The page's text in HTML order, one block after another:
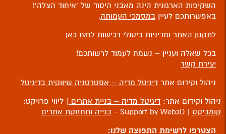
השקיפות הארגונית הינה מאבני היסוד של ‘איחוד הצלה’!
באפשרותכם לעיין במסמכי העמותה.
לתקנון האתר ומדיניות ביטולי רכישות לחצו כאן
בכל שאלה ועניין – נשמח לעמוד לרשותכם!
יצירת קשר
ניהול וקידום אתר דיגיטל מדיה – אסטרטגיה שיווקית בדיגיטל
ניהול וקידום אתר: דיגיטל מדיה – בניית אתרים | ליווי פרויקט:
קומביקס | Support by Web3D -
בנייה ותחזוקת אתרים
הצטרפו לרשימת התפוצה שלנו: